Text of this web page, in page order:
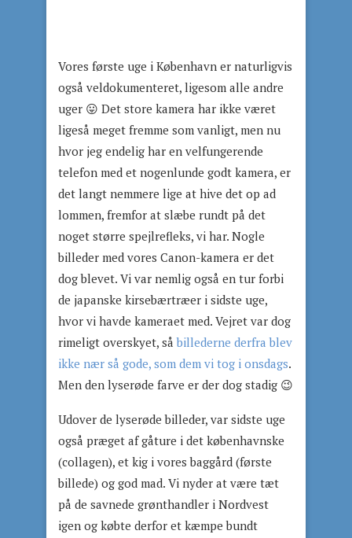
Vores første uge i København er naturligvis
også veldokumenteret, ligesom alle andre
uger 😛 Det store kamera har ikke været
ligeså meget fremme som vanligt, men nu
hvor jeg endelig har en velfungerende
telefon med et nogenlunde godt kamera, er
det langt nemmere lige at hive det op ad
lommen, fremfor at slæbe rundt på det
noget større spejlrefleks, vi har. Nogle
billeder med vores Canon-kamera er det
dog blevet. Vi var nemlig også en tur forbi
de japanske kirsebærtræer i sidste uge,
hvor vi havde kameraet med. Vejret var dog
rimeligt overskyet, såbillederne derfra blev
ikke nær så gode, som dem vi tog i onsdags.
Men den lyserøde farve er der dog stadig 😉
Udover de lyserøde billeder, var sidste uge
også præget af gåture i det københavnske
(collagen), et kig i vores baggård (første
billede) og god mad. Vi nyder at være tæt
på de savnede grønthandler i Nordvest
igen og købte derfor et kæmpe bundt